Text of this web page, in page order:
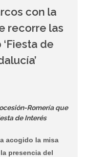
con la
recorre las
de
Romería que
de Interés
acogido la misa
presencia del